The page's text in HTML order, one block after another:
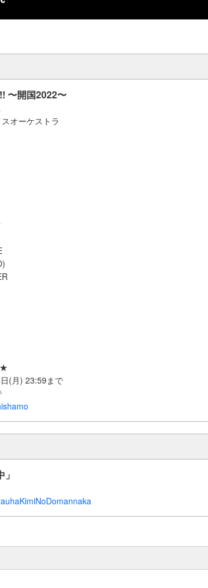
〜開国2022〜
オーケストラ
(月) 23:59まで